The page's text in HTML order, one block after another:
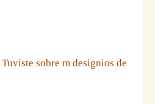
sobre m designios de